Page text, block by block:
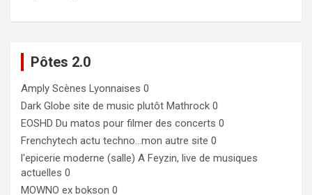
Pôtes 2.0
Amply Scènes Lyonnaises 0
Dark Globe site de music plutôt Mathrock 0
EOSHD Du matos pour filmer des concerts 0
Frenchytech actu techno…mon autre site 0
l'epicerie moderne (salle) A Feyzin, live de musiques
actuelles 0
MOWNO ex bokson 0